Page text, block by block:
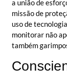
a união de
missão de
uso de
monitorar não
também